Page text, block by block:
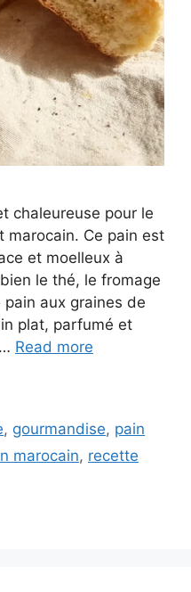
chaleureuse pour le
marocain. Ce pain est
et moelleux à
le thé, le fromage
aux graines de
plat, parfumé et
Read more
, gourmandise, pain
marocain, recette